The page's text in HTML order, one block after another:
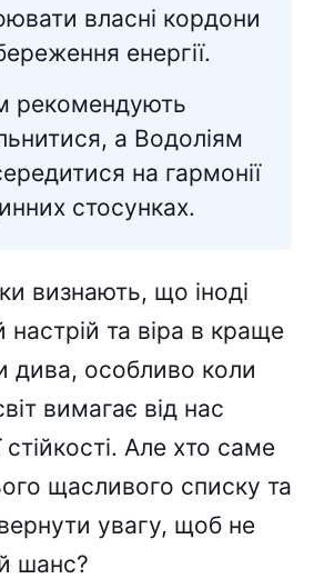
власні кордони
енергії.
рекомендують
а Водоліям
на гармонії
стосунках.
визнають, що іноді
настрій та віра в краще
дива, особливо коли
вимагає від нас
Але хто саме
щасливого списку та
увагу, щоб не
шанс?